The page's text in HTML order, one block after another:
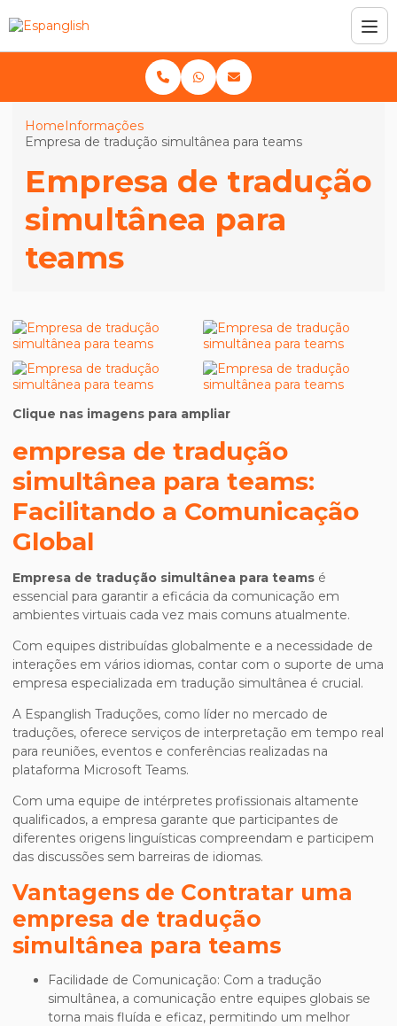
HomeInformações
Empresa de tradução simultânea para teams
Empresa de tradução
simultânea para
teams
Clique nas imagens para ampliar
empresa de tradução
simultânea para teams:
Facilitando a Comunicação
Global
Empresa de tradução simultânea para teams é
essencial para garantir a eficácia da comunicação em
ambientes virtuais cada vez mais comuns atualmente.
Com equipes distribuídas globalmente e a necessidade de
interações em vários idiomas, contar com o suporte de uma
empresa especializada em tradução simultânea é crucial.
A Espanglish Traduções, como líder no mercado de
traduções, oferece serviços de interpretação em tempo real
para reuniões, eventos e conferências realizadas na
plataforma Microsoft Teams.
Com uma equipe de intérpretes profissionais altamente
qualificados, a empresa garante que participantes de
diferentes origens linguísticas compreendam e participem
das discussões sem barreiras de idiomas.
Vantagens de Contratar uma
empresa de tradução
simultânea para teams
Facilidade de Comunicação: Com a tradução
simultânea, a comunicação entre equipes globais se
torna mais fluída e eficaz, permitindo um melhor